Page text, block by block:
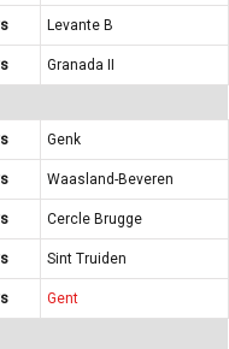
Levante B
Granada II
Genk
Waasland-Beveren
Cercle Brugge
Sint Truiden
Gent